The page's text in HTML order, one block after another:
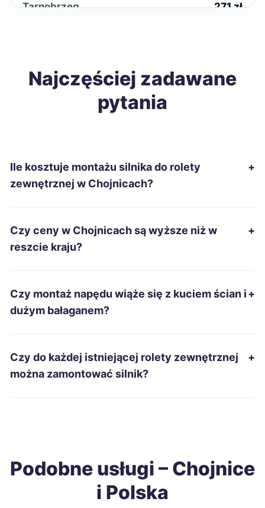
Tarnobrzeg 271 zł
Wodzisław Śląski 272 zł
Kędzierzyn-Koźle
Malbork TWÓJ REGION
Piekary Śląskie
Zduńska Wola
Nysa
Dębica 278 zł
Najczęściej zadawane
pytania
Ile kosztuje montażu silnika do rolety
zewnętrznej w Chojnicach?
+
Czy ceny w Chojnicach są wyższe niż w
reszcie kraju?
+
Czy montaż napędu wiąże się z kuciem ścian i
dużym bałaganem?
+
Czy do każdej istniejącej rolety zewnętrznej
można zamontować silnik?
+
Podobne usługi – Chojnice
i Polska